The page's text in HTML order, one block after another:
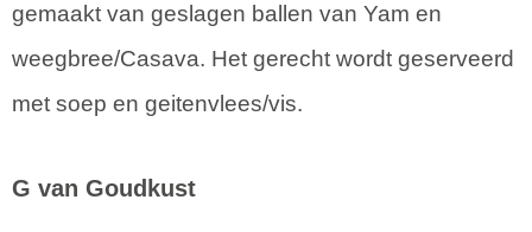
gemaakt van geslagen ballen van Yam en
weegbree/Casava. Het gerecht wordt geserveerd
met soep en geitenvlees/vis.
G van Goudkust